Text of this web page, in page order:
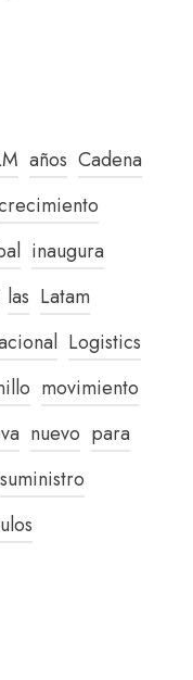
años Cadena
inaugura
las Latam
Logistics
movimiento
nuevo para
suministro